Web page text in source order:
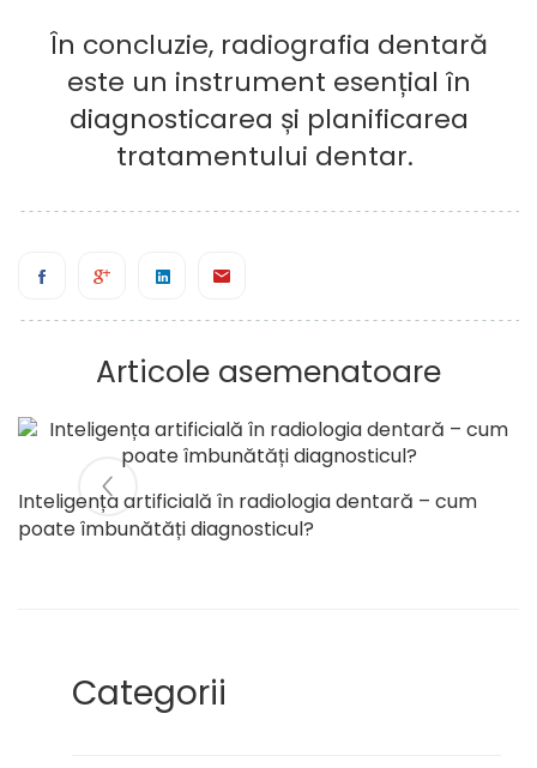
În concluzie, radiografia dentară
este un instrument esențial în
diagnosticarea și planificarea
tratamentului dentar.
Articole asemenatoare
Inteligența artificială în radiologia dentară – cum
poate îmbunătăți diagnosticul?
Categorii